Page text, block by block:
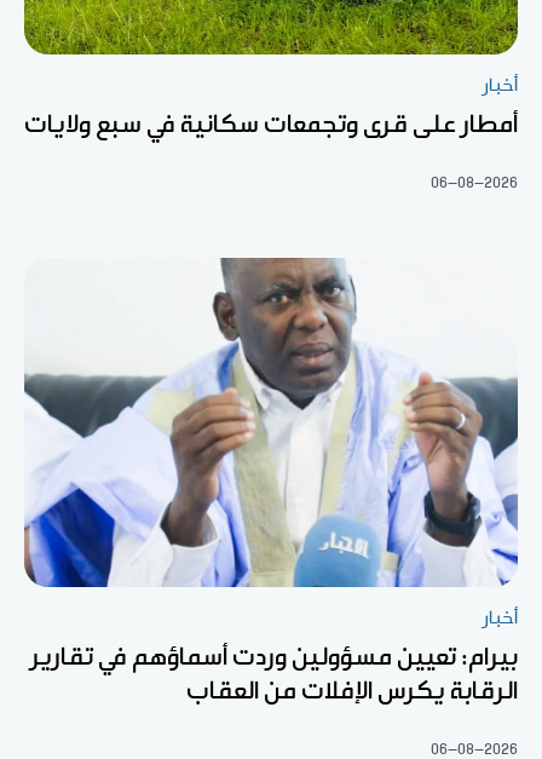
أخبار
أمطار على قرى وتجمعات سكانية في سبع ولايات
06-08-2026
أخبار
بيرام: تعيين مسؤولين وردت أسماؤهم في تقارير
الرقابة يكرس الإفلات من العقاب
06-08-2026